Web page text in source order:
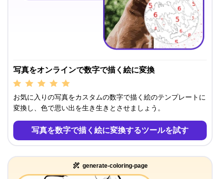
写真をオンラインで数字で描く絵に変換
お気に入りの写真をカスタムの数字で描く絵のテンプレートに
変換し、色で思い出を生き生きとさせましょう。
写真を数字で描く絵に変換するツールを試す
generate-coloring-page